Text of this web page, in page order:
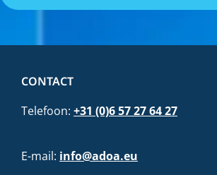
CONTACT
Telefoon: +31 (0)6 57 27 64 27
E-mail: info@adoa.eu